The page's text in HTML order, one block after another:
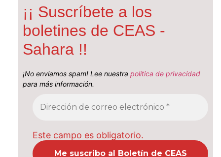
¡¡ Suscríbete a los
boletines de CEAS -
Sahara !!
¡No enviamos spam! Lee nuestra política de privacidad
para más información.
Este campo es obligatorio.